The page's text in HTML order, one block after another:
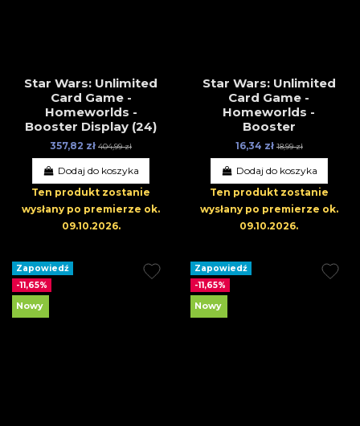
Star Wars: Unlimited
Card Game -
Homeworlds -
Booster Display (24)
357,82 zł404,99 zł
Dodaj do koszyka
Ten produkt zostanie
wysłany po premierze ok.
09.10.2026.
Star Wars: Unlimited
Card Game -
Homeworlds -
Booster
16,34 zł 18,99 zł
Dodaj do koszyka
Ten produkt zostanie
wysłany po premierze ok.
09.10.2026.
Zapowiedź
-11,65%
Nowy
Zapowiedź
-11,65%
Nowy